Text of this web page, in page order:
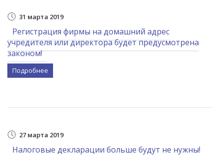
31 марта 2019
Регистрация фирмы на домашний адрес
учредителя или директора будет предусмотрена
законом!
Подробнее
27 марта 2019
Налоговые декларации больше будут не нужны!